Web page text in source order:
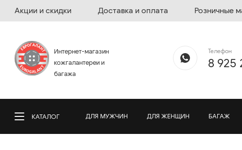
Акции и скидки Доставка и оплата Розничные
Интернет-магазин
кожгалантереи и
багажа
Телефон
8 925
КАТАЛОГ ДЛЯ МУЖЧИН ДЛЯ ЖЕНЩИН БАГАЖ